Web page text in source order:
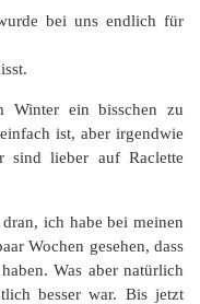
bei uns endlich für
ein bisschen zu
ist, aber irgendwie
lieber auf Raclette
ich habe bei meinen
Wochen gesehen, dass
Was aber natürlich
besser war. Bis jetzt